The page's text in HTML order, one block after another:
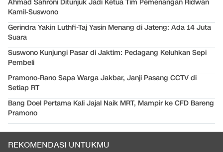
Ahmad Sahroni Ditunjuk Jadi Ketua Tim Pemenangan Ridwan
Kamil-Suswono
Gerindra Yakin Luthfi-Taj Yasin Menang di Jateng: Ada 14 Juta
Suara
Suswono Kunjungi Pasar di Jaktim: Pedagang Keluhkan Sepi
Pembeli
Pramono-Rano Sapa Warga Jakbar, Janji Pasang CCTV di
Setiap RT
Bang Doel Pertama Kali Jajal Naik MRT, Mampir ke CFD Bareng
Pramono
REKOMENDASI UNTUKMU